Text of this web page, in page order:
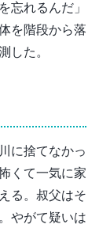
忘れるんだ」
を階段から落
した。
に捨てなかっ
くて一気に家
る。叔父はそ
やがて疑いは